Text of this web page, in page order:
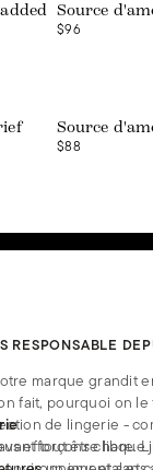
Source
$96
Source
$88
RESPONSABLE
marque grandit
fait, pourquoi on
de lingerie -
efforçons chaque
tout être libre.